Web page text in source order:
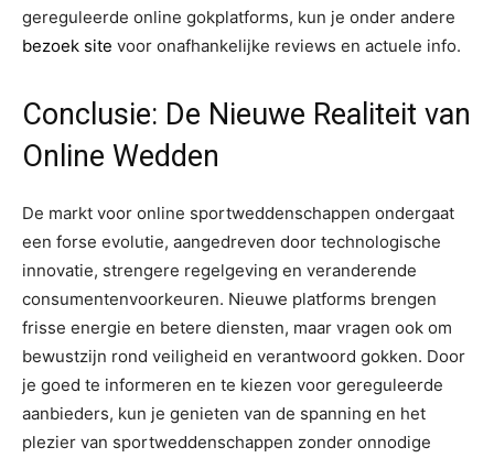
gereguleerde online gokplatforms, kun je onder andere
bezoek site voor onafhankelijke reviews en actuele info.
Conclusie: De Nieuwe Realiteit van
Online Wedden
De markt voor online sportweddenschappen ondergaat
een forse evolutie, aangedreven door technologische
innovatie, strengere regelgeving en veranderende
consumentenvoorkeuren. Nieuwe platforms brengen
frisse energie en betere diensten, maar vragen ook om
bewustzijn rond veiligheid en verantwoord gokken. Door
je goed te informeren en te kiezen voor gereguleerde
aanbieders, kun je genieten van de spanning en het
plezier van sportweddenschappen zonder onnodige